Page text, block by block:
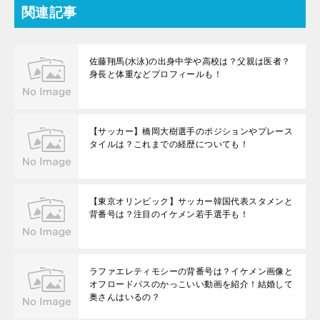
関連記事
佐藤翔馬(水泳)の出身中学や高校は？父親は医者？
身長と体重などプロフィールも！
【サッカー】橋岡大樹選手のポジションやプレース
タイルは？これまでの経歴についても！
【東京オリンピック】サッカー韓国代表スタメンと
背番号は？注目のイケメン若手選手も！
ラファエレティモシーの背番号は？イケメン画像と
オフロードパスのかっこいい動画を紹介！結婚して
奥さんはいるの？